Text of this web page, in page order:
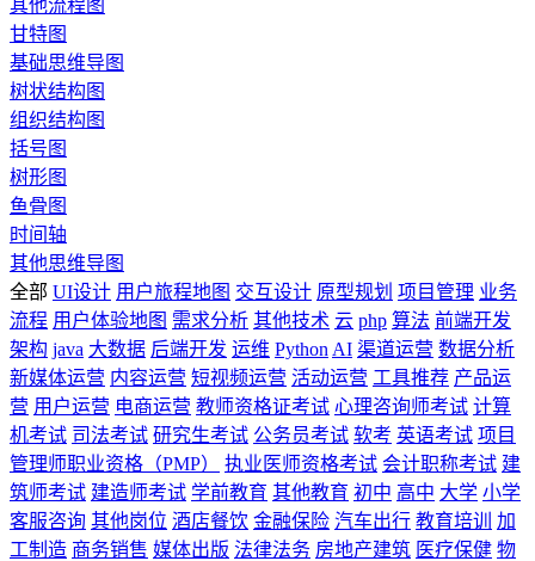
其他流程图
甘特图
基础思维导图
树状结构图
组织结构图
括号图
树形图
鱼骨图
时间轴
其他思维导图
全部 UI设计 用户旅程地图 交互设计 原型规划 项目管理 业务
流程 用户体验地图 需求分析 其他技术 云 php 算法 前端开发
架构 java 大数据 后端开发 运维 Python AI 渠道运营 数据分析
新媒体运营 内容运营 短视频运营 活动运营 工具推荐 产品运
营 用户运营 电商运营 教师资格证考试 心理咨询师考试 计算
机考试 司法考试 研究生考试 公务员考试 软考 英语考试 项目
管理师职业资格（PMP）
执业医师资格考试 会计职称考试 建
筑师考试 建造师考试 学前教育 其他教育 初中 高中 大学 小学
客服咨询 其他岗位 酒店餐饮 金融保险 汽车出行 教育培训
加
工制造 商务销售 媒体出版 法律法务 房地产建筑 医疗保健 物